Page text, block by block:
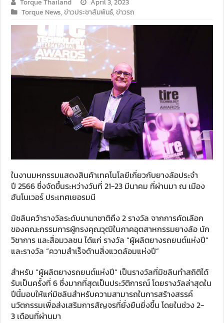
Torque Thailand
April 3, 2023
Torque News,ข่าวประชาสัมพันธ์,ข่าวรถ
ในงานมหกรรมแสดงสินค้าเทคโนโลยีเกี่ยวกับยางล้อประจำ
ปี2566ซึ่งจัดขึ้นระหว่างวันที่21-23 มีนาคม ที่ผ่านมา ณ เมือง
ฮันโนเวอร์ ประเทศเยอรมนี
มิชลินคว้ารางวัลระดับนานาชาติถึง2รางวัล จากการคัดเลือก
ของคณะกรรมการผู้ทรงคุณวุฒิในภาคอุตสาหกรรมยางล้อ นัก
วิชาการ และสื่อมวลชน ได้แก่ รางวัล “ผู้ผลิตยางรถยนต์แห่งปี”
และรางวัล “ความสำเร็จด้านสิ่งแวดล้อมแห่งปี”
สำหรับ “ผู้ผลิตยางรถยนต์แห่งปี” เป็นรางวัลที่มิชลินทำสถิติได้
รับเป็นครั้งที่6ซึ่งมากที่สุดเป็นประวัติการณ์ โดยรางวัลล่าสุดใน
ปีนี้มอบให้แก่มิชลินสำหรับความสามารถในการสร้างสรรค์
นวัตกรรมเพื่อส่งเสริมการสัญจรที่ยั่งยืนยิ่งขึ้น โดยในช่วง2-
3 เดือนที่ผ่านมา